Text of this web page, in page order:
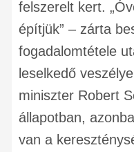
felszerelt kert.
építjük” – zárta
fogadalomtétele
leselkedő
miniszter Robert
állapotban,
van a